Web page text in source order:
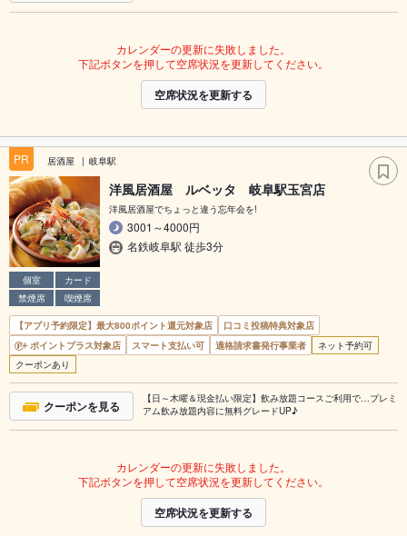
カレンダーの更新に失敗しました。
下記ボタンを押して空席状況を更新してください。
空席状況を更新する
PR 居酒屋 岐阜駅
個室
カード
禁煙席
喫煙席
洋風居酒屋 ルベッタ 岐阜駅玉宮店
洋風居酒屋でちょっと違う忘年会を!
3001～4000円
名鉄岐阜駅 徒歩3分
【アプリ予約限定】最大800ポイント還元対象店
口コミ投稿特典対象店
ポイントプラス対象店
スマート支払い可 適格請求書発行事業者
ネット予約可
クーポンあり
クーポンを見る
【日～木曜＆現金払い限定】飲み放題コースご利用で…プレミ
アム飲み放題内容に無料グレードUP♪
カレンダーの更新に失敗しました。
下記ボタンを押して空席状況を更新してください。
空席状況を更新する